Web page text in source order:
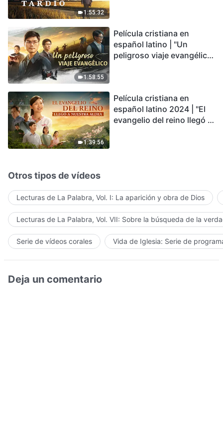
1:55:32
conmovedor
1:58:55
Película cristiana en
español latino | "Un
peligroso viaje evangélico"
1:39:56
Película cristiana en
español latino 2024 | "El
evangelio del reino llegó a
Otros tipos de vídeos
Lecturas de La Palabra, Vol. I: La aparición y obra de Dios
Lecturas de La Palabra, Vol. VII: Sobre la búsqueda de la
Serie de vídeos corales Vida de Iglesia: Serie de
Deja un comentario